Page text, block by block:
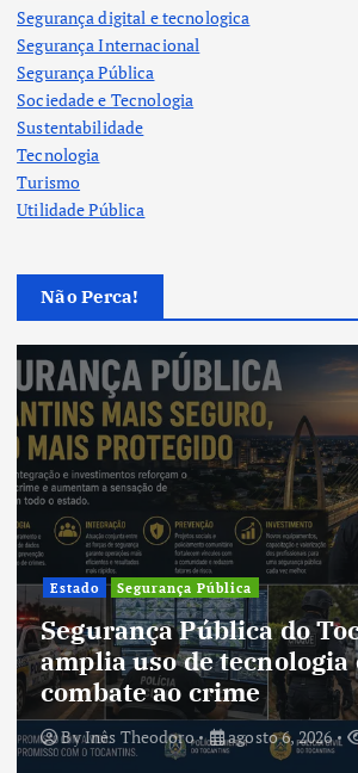
Segurança digital e tecnologica
Segurança Internacional
Segurança Pública
Sociedade e Tecnologia
Sustentabilidade
Tecnologia
Turismo
Utilidade Pública
Não Perca!
Estado Segurança Pública
Segurança Pública do
amplia uso de tecnologia
combate ao crime
ByInês Theodoro agosto 6, 2026